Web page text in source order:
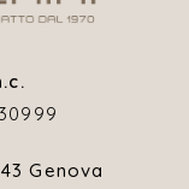
Genova